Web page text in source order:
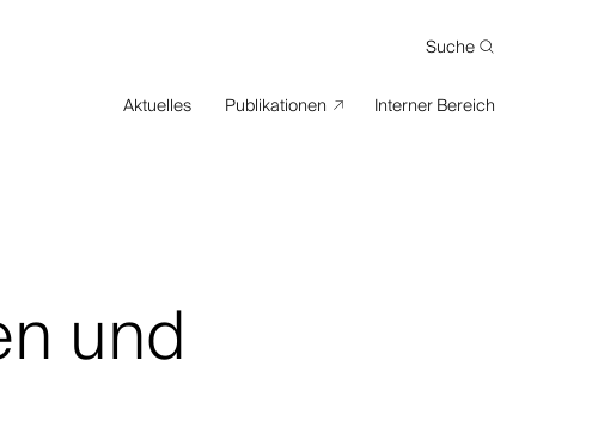
Suche
Aktuelles Publikationen Interner Bereich
und